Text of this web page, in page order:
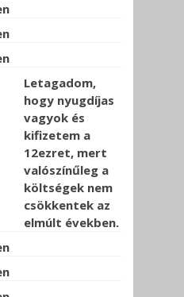
Letagadom,
hogy nyugdíjas
vagyok és
kifizetem a
12ezret, mert
valószínűleg a
költségek nem
csökkentek az
elmúlt években.